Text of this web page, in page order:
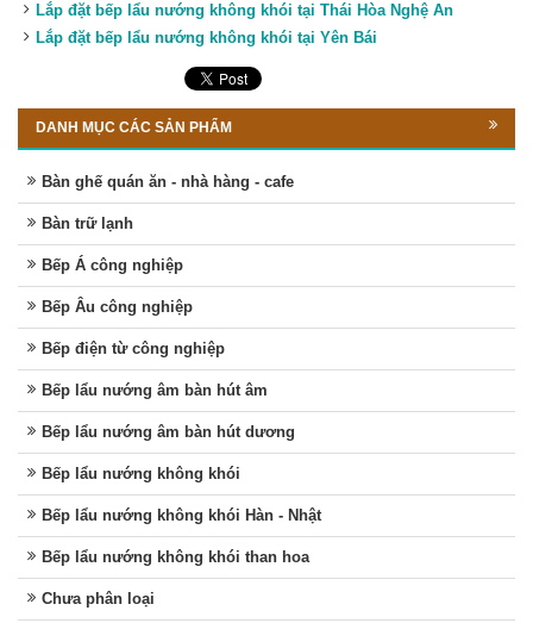
Lắp đặt bếp lẩu nướng không khói tại Thái Hòa Nghệ An
Lắp đặt bếp lẩu nướng không khói tại Yên Bái
DANH MỤC CÁC SẢN PHẨM
Bàn ghế quán ăn - nhà hàng - cafe
Bàn trữ lạnh
Bếp Á công nghiệp
Bếp Âu công nghiệp
Bếp điện từ công nghiệp
Bếp lẩu nướng âm bàn hút âm
Bếp lẩu nướng âm bàn hút dương
Bếp lẩu nướng không khói
Bếp lẩu nướng không khói Hàn - Nhật
Bếp lẩu nướng không khói than hoa
Chưa phân loại